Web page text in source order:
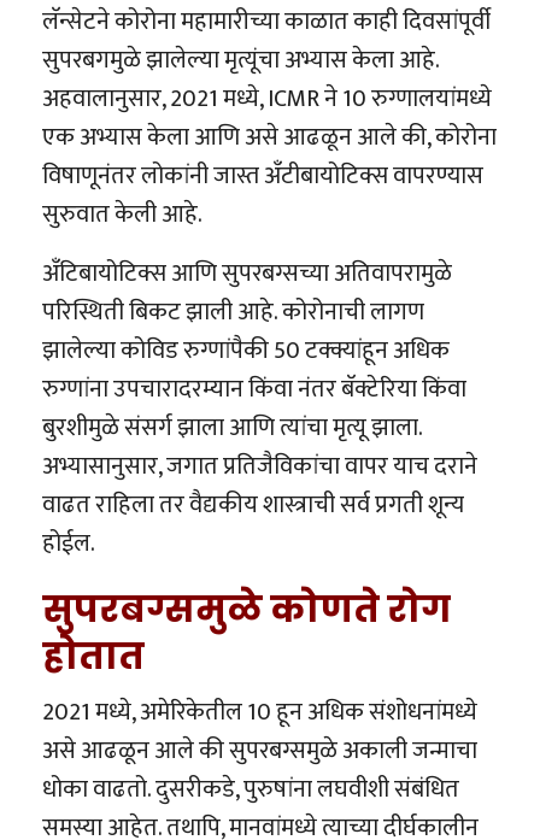
लॅन्सेटने कोरोना महामारीच्या काळात काही दिवसांपूर्वी
सुपरबगमुळे झालेल्या मृत्यूंचा अभ्यास केला आहे.
अहवालानुसार, 2021 मध्ये, ICMR ने 10 रुग्णालयांमध्ये
एक अभ्यास केला आणि असे आढळून आले की, कोरोना
विषाणूनंतर लोकांनी जास्त अँटीबायोटिक्स वापरण्यास
सुरुवात केली आहे.
अँटिबायोटिक्स आणि सुपरबग्सच्या अतिवापरामुळे
परिस्थिती बिकट झाली आहे. कोरोनाची लागण
झालेल्या कोविड रुग्णांपैकी 50 टक्क्यांहून अधिक
रुग्णांना उपचारादरम्यान किंवा नंतर बॅक्टेरिया किंवा
बुरशीमुळे संसर्ग झाला आणि त्यांचा मृत्यू झाला.
अभ्यासानुसार, जगात प्रतिजैविकांचा वापर याच दराने
वाढत राहिला तर वैद्यकीय शास्त्राची सर्व प्रगती शून्य
होईल.
सुपरबग्समुळे कोणते रोग
होतात
2021 मध्ये, अमेरिकेतील 10 हून अधिक संशोधनांमध्ये
असे आढळून आले की सुपरबग्समुळे अकाली जन्माचा
धोका वाढतो. दुसरीकडे, पुरुषांना लघवीशी संबंधित
समस्या आहेत. तथापि, मानवांमध्ये त्याच्या दीर्घकालीन